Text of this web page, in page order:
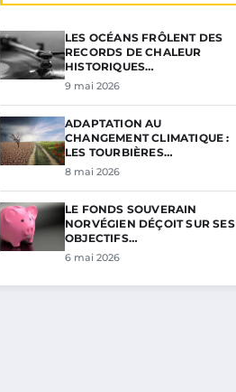
LES OCÉANS FRÔLENT DES
RECORDS DE CHALEUR
HISTORIQUES…
9 mai 2026
ADAPTATION AU
CHANGEMENT CLIMATIQUE :
LES TOURBIÈRES…
8 mai 2026
LE FONDS SOUVERAIN
NORVÉGIEN DÉÇOIT SUR SES
OBJECTIFS…
6 mai 2026